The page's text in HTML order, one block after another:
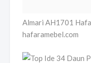
Almari AH1701
hafaramebel.com